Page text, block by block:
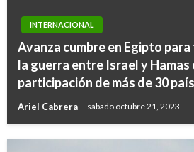
INTERNACIONAL
Avanza cumbre en Egipto
la guerra entre Israel y Hamas
participación de más de 30
Ariel Cabrera sábado octubre 21, 2023